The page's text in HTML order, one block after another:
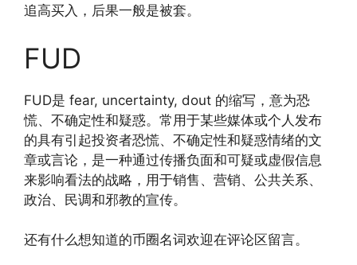
追高买入，后果一般是被套。
FUD
FUD是 fear, uncertainty, dout 的缩写，意为恐
慌、不确定性和疑惑。常用于某些媒体或个人发布
的具有引起投资者恐慌、不确定性和疑惑情绪的文
章或言论，是一种通过传播负面和可疑或虚假信息
来影响看法的战略，用于销售、营销、公共关系、
政治、民调和邪教的宣传。
还有什么想知道的币圈名词欢迎在评论区留言。